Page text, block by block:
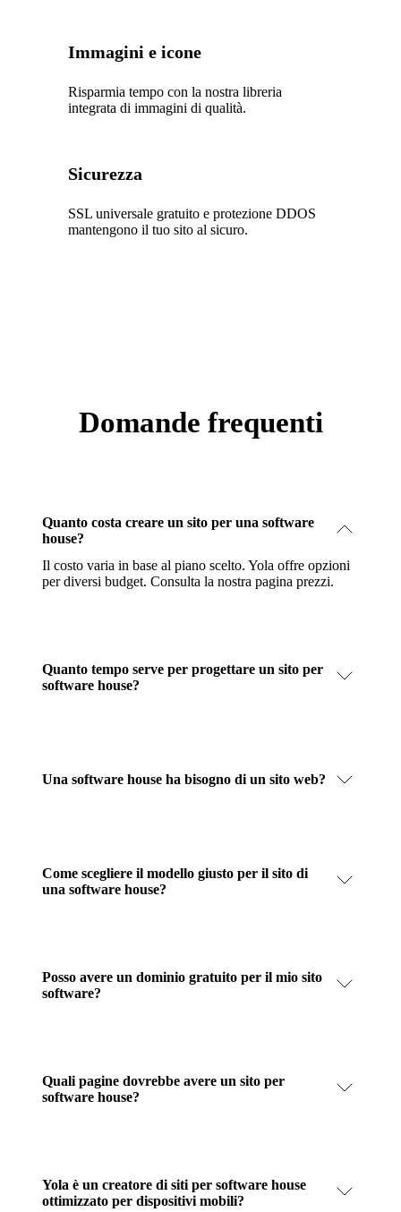
Immagini e icone
Risparmia tempo con la nostra libreria
integrata di immagini di qualità.
Sicurezza
SSL universale gratuito e protezione DDOS
mantengono il tuo sito al sicuro.
Domande frequenti
Quanto costa creare un sito per una software
house?
Il costo varia in base al piano scelto. Yola offre opzioni
per diversi budget. Consulta la nostra pagina prezzi.
Quanto tempo serve per progettare un sito per
software house?
Una software house ha bisogno di un sito web?
Come scegliere il modello giusto per il sito di
una software house?
Posso avere un dominio gratuito per il mio sito
software?
Quali pagine dovrebbe avere un sito per
software house?
Yola è un creatore di siti per software house
ottimizzato per dispositivi mobili?